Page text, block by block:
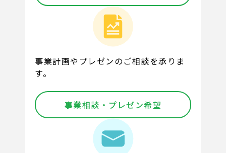
事業計画やプレゼンのご相談を承りま
す。
事業相談・プレゼン希望